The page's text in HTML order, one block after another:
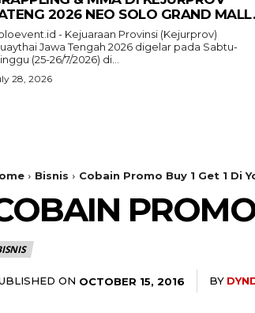
2026 NEO SOLO GRAND MALL.
- Kejuaraan Provinsi (Kejurprov)
Jawa Tengah 2026 digelar pada Sabtu-
(25-26/7/2026) di...
28, 2026